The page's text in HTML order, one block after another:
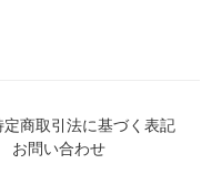
定商取引法に基づく表記
お問い合わせ